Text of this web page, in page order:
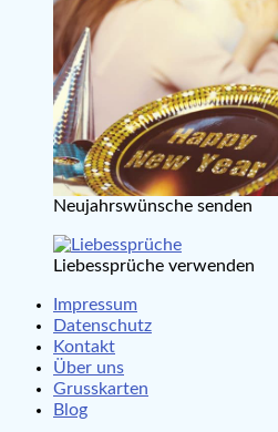
Neujahrswünsche senden
Liebessprüche verwenden
Impressum
Datenschutz
Kontakt
Über uns
Grusskarten
Blog